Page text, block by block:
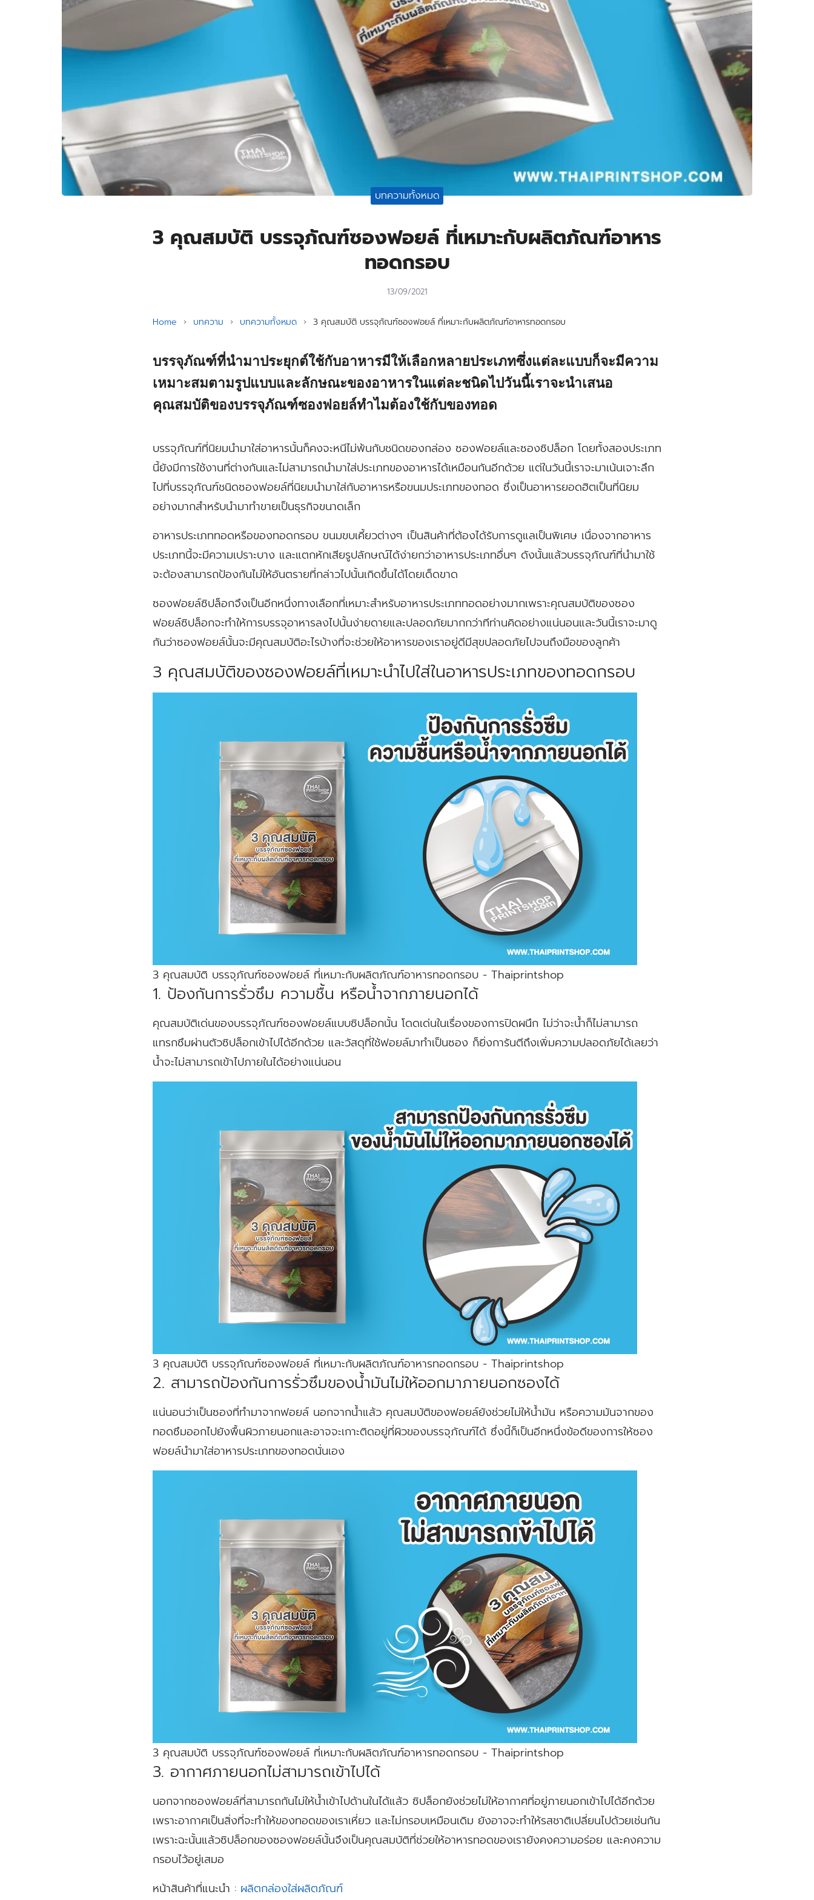
บทความทั้งหมด
3 คุณสมบัติ บรรจุภัณฑ์ซองฟอยล์ ที่เหมาะกับผลิตภัณฑ์อาหาร
ทอดกรอบ
13/09/2021
Home › บทความ › บทความทั้งหมด › 3 คุณสมบัติ บรรจุภัณฑ์ซองฟอยล์ ที่เหมาะกับผลิตภัณฑ์อาหารทอดกรอบ
บรรจุภัณฑ์ที่นำมาประยุกต์ใช้กับอาหารมีให้เลือกหลายประเภทซึ่งแต่ละแบบก็จะมีความ
เหมาะสมตามรูปแบบและลักษณะของอาหารในแต่ละชนิดไปวันนี้เราจะนำเสนอ
คุณสมบัติของบรรจุภัณฑ์ซองฟอยล์ทำไมต้องใช้กับของทอด
บรรจุภัณฑ์ที่นิยมนำมาใส่อาหารนั้นก็คงจะหนีไม่พ้นกับชนิดของกล่อง ซองฟอยล์และซองซิปล็อก โดยทั้งสองประเภท
นี้ยังมีการใช้งานที่ต่างกันและไม่สามารถนำมาใส่ประเภทของอาหารได้เหมือนกันอีกด้วย แต่ในวันนี้เราจะมาเน้นเจาะลึก
ไปที่บรรจุภัณฑ์ชนิดซองฟอยล์ที่นิยมนำมาใส่กับอาหารหรือขนมประเภทของทอด ซึ่งเป็นอาหารยอดฮิตเป็นที่นิยม
อย่างมากสำหรับนำมาทำขายเป็นธุรกิจขนาดเล็ก
อาหารประเภททอดหรือของทอดกรอบ ขนมขบเคี้ยวต่างๆ เป็นสินค้าที่ต้องได้รับการดูแลเป็นพิเศษ เนื่องจากอาหาร
ประเภทนี้จะมีความเปราะบาง และแตกหักเสียรูปลักษณ์ได้ง่ายกว่าอาหารประเภทอื่นๆ ดังนั้นแล้วบรรจุภัณฑ์ที่นำมาใช้
จะต้องสามารถป้องกันไม่ให้อันตรายที่กล่าวไปนั้นเกิดขึ้นได้โดยเด็ดขาด
ซองฟอยล์ซิปล็อกจึงเป็นอีกหนึ่งทางเลือกที่เหมาะสำหรับอาหารประเภททอดอย่างมากเพราะคุณสมบัติของซอง
ฟอยล์ซิปล็อกจะทำให้การบรรจุอาหารลงไปนั้นง่ายดายและปลอดภัยมากกว่าทีท่านคิดอย่างแน่นอนและวันนี้เราจะมาดู
กันว่าซองฟอยล์นั้นจะมีคุณสมบัติอะไรบ้างที่จะช่วยให้อาหารของเราอยู่ดีมีสุขปลอดภัยไปจนถึงมือของลูกค้า
3 คุณสมบัติของซองฟอยล์ที่เหมาะนำไปใส่ในอาหารประเภทของทอดกรอบ
3 คุณสมบัติ บรรจุภัณฑ์ซองฟอยล์ ที่เหมาะกับผลิตภัณฑ์อาหารทอดกรอบ - Thaiprintshop
1. ป้องกันการรั่วซึม ความชื้น หรือน้ำจากภายนอกได้
คุณสมบัติเด่นของบรรจุภัณฑ์ซองฟอยล์แบบซิปล็อกนั้น โดดเด่นในเรื่องของการปิดผนึก ไม่ว่าจะน้ำก็ไม่สามารถ
แทรกซึมผ่านตัวซิปล็อกเข้าไปได้อีกด้วย และวัสดุที่ใช้ฟอยล์มาทำเป็นซอง ก็ยิ่งการันตีถึงเพิ่มความปลอดภัยได้เลยว่า
น้ำจะไม่สามารถเข้าไปภายในได้อย่างแน่นอน
3 คุณสมบัติ บรรจุภัณฑ์ซองฟอยล์ ที่เหมาะกับผลิตภัณฑ์อาหารทอดกรอบ - Thaiprintshop
2. สามารถป้องกันการรั่วซึมของน้ำมันไม่ให้ออกมาภายนอกซองได้
แน่นอนว่าเป็นซองที่ทำมาจากฟอยล์ นอกจากน้ำแล้ว คุณสมบัติของฟอยล์ยังช่วยไม่ให้น้ำมัน หรือความมันจากของ
ทอดซึมออกไปยังพื้นผิวภายนอกและอาจจะเกาะติดอยู่ที่ผิวของบรรจุภัณฑ์ได้ ซึ่งนี้ก็เป็นอีกหนึ่งข้อดีของการให้ซอง
ฟอยล์นำมาใส่อาหารประเภทของทอดนั่นเอง
3 คุณสมบัติ บรรจุภัณฑ์ซองฟอยล์ ที่เหมาะกับผลิตภัณฑ์อาหารทอดกรอบ - Thaiprintshop
3. อากาศภายนอกไม่สามารถเข้าไปได้
นอกจากซองฟอยล์ที่สามารถกันไม่ให้น้ำเข้าไปด้านในได้แล้ว ซิปล็อกยังช่วยไม่ให้อากาศที่อยู่ภายนอกเข้าไปได้อีกด้วย
เพราะอากาศเป็นสิ่งที่จะทำให้ของทอดของเราเหี่ยว และไม่กรอบเหมือนเดิม ยังอาจจะทำให้รสชาติเปลี่ยนไปด้วยเช่นกัน
เพราะฉะนั้นแล้วซิปล็อกของซองฟอยล์นั้นจึงเป็นคุณสมบัติที่ช่วยให้อาหารทอดของเรายังคงความอร่อย และคงความ
กรอบไว้อยู่เสมอ
หน้าสินค้าที่แนะนำ : ผลิตกล่องใส่ผลิตภัณฑ์